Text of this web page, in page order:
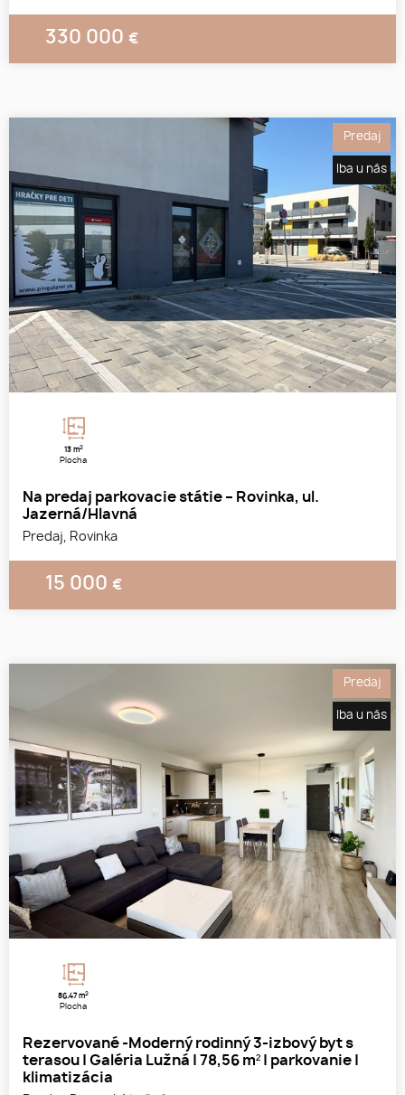
330 000 €
13 m2
Plocha
Na predaj parkovacie státie – Rovinka, ul.
Jazerná/Hlavná
Predaj, Rovinka
15 000 €
Predaj
Iba u nás
86.47 m2
Plocha
Rezervované -Moderný rodinný 3-izbový byt s
terasou | Galéria Lužná | 78,56 m² | parkovanie |
klimatizácia
Predaj
Iba u nás